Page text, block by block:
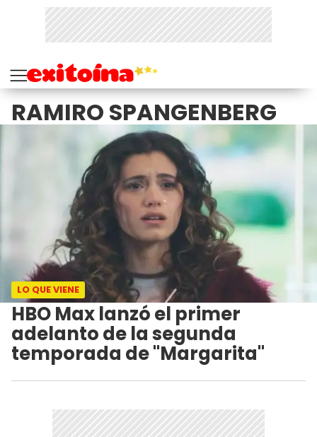
RAMIRO SPANGENBERG
LO QUE VIENE
HBO Max lanzó el primer
adelanto de la segunda
temporada de "Margarita"